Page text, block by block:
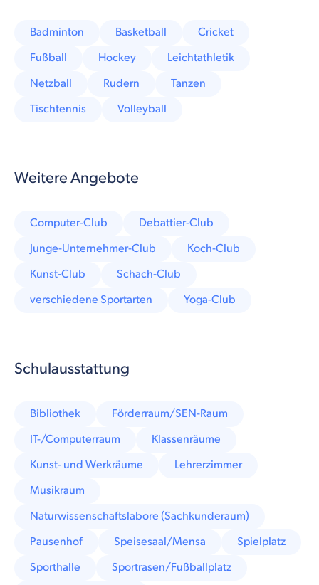
Badminton Basketball
Cricket
Fußball
Hockey
Leichtathletik
Netzball
Rudern
Tanzen
Tischtennis
Volleyball
Weitere Angebote
Computer-Club
Debattier-Club
Junge-Unternehmer-Club
Koch-Club
Kunst-Club
Schach-Club
verschiedene Sportarten
Yoga-Club
Schulausstattung
Bibliothek
Förderraum/SEN-Raum
IT-/Computerraum
Klassenräume
Kunst- und Werkräume
Lehrerzimmer
Musikraum
Naturwissenschaftslabore (Sachkunderaum)
Pausenhof
Speisesaal/Mensa
Spielplatz
Sporthalle
Sportrasen/Fußballplatz